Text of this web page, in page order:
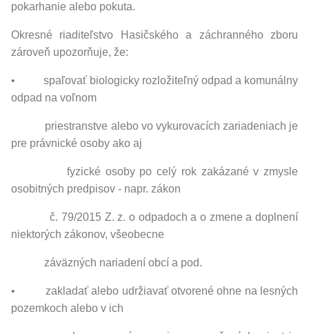
pokarhanie alebo pokuta.
Okresné riaditeľstvo Hasičského a záchranného zboru
zároveň upozorňuje, že:
• spaľovať biologicky rozložiteľný odpad a komunálny
odpad na voľnom
priestranstve alebo vo vykurovacích zariadeniach je
pre právnické osoby ako aj
fyzické osoby po celý rok zakázané v zmysle
osobitných predpisov - napr. zákon
č. 79/2015 Z. z. o odpadoch a o zmene a doplnení
niektorých zákonov, všeobecne
záväzných nariadení obcí a pod.
• zakladať alebo udržiavať otvorené ohne na lesných
pozemkoch alebo v ich